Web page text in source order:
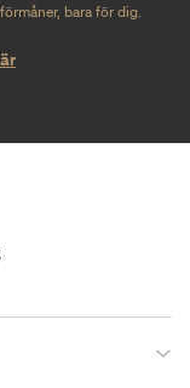
bara för dig.